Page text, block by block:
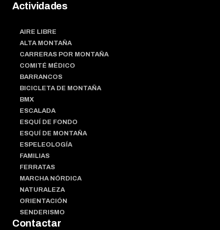
Actividades
AIRE LIBRE
ALTA MONTAÑA
CARRERAS POR MONTAÑA
COMITÉ MÉDICO
BARRANCOS
BICICLETA DE MONTAÑA
BMX
ESCALADA
ESQUÍ DE FONDO
ESQUÍ DE MONTAÑA
ESPELEOLOGÍA
FAMILIAS
FERRATAS
MARCHA NÓRDICA
NATURALEZA
ORIENTACIÓN
SENDERISMO
Contactar